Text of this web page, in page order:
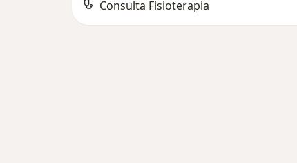
Consulta Fisioterapia